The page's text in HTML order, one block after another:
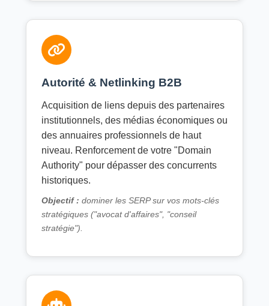
Autorité & Netlinking B2B
Acquisition de liens depuis des partenaires
institutionnels, des médias économiques ou
des annuaires professionnels de haut
niveau. Renforcement de votre "Domain
Authority" pour dépasser des concurrents
historiques.
Objectif : dominer les SERP sur vos mots-clés
stratégiques ("avocat d'affaires", "conseil
stratégie").